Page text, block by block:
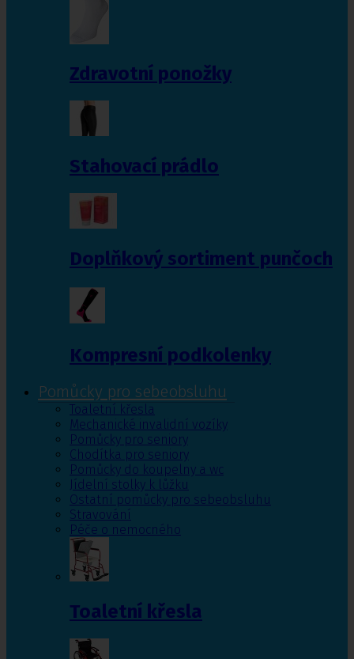
Zdravotní ponožky
Stahovací prádlo
Doplňkový sortiment punčoch
Kompresní podkolenky
Pomůcky pro sebeobsluhu
Toaletní křesla
Mechanické invalidní vozíky
Pomůcky pro seniory
Chodítka pro seniory
Pomůcky do koupelny a wc
Jídelní stolky k lůžku
Ostatní pomůcky pro sebeobsluhu
Stravování
Péče o nemocného
Toaletní křesla